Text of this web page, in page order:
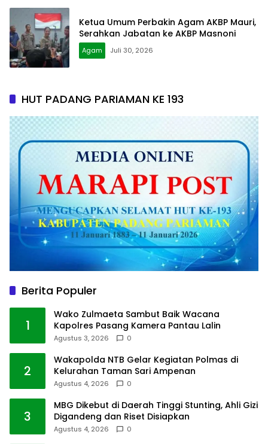
Ketua Umum Perbakin Agam AKBP Mauri,
Serahkan Jabatan ke AKBP Masnoni
Agam Juli 30, 2026
HUT PADANG PARIAMAN KE 193
Berita Populer
1
Wako Zulmaeta Sambut Baik Wacana
Kapolres Pasang Kamera Pantau Lalin
Agustus 3, 2026 0
2
Wakapolda NTB Gelar Kegiatan Polmas di
Kelurahan Taman Sari Ampenan
Agustus 4, 2026 0
3
MBG Dikebut di Daerah Tinggi Stunting, Ahli Gizi
Digandeng dan Riset Disiapkan
Agustus 4, 2026 0